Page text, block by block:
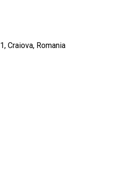
Craiova, Romania